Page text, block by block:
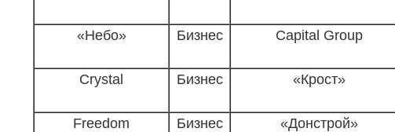
«Небо» Бизнес Capital Group
Crystal Бизнес «Крост»
Freedom Бизнес «Донстрой»